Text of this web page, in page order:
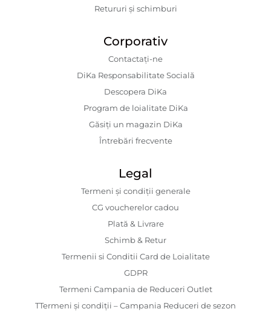
Retururi și schimburi
Corporativ
Contactaţi-ne
DiKa Responsabilitate Socială
Descopera DiKa
Program de loialitate DiKa
Găsiți un magazin DiKa
Întrebări frecvente
Legal
Termeni și condiții generale
CG voucherelor cadou
Plată & Livrare
Schimb & Retur
Termenii si Conditii Card de Loialitate
GDPR
Termeni Campania de Reduceri Outlet
TTermeni și condiții – Campania Reduceri de sezon